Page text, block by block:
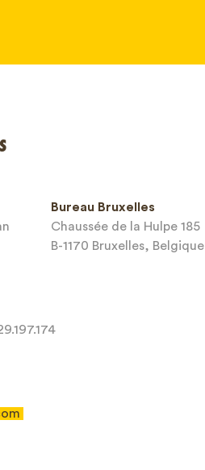
Bureau Bruxelles
Chaussée de la Hulpe 185
B-1170 Bruxelles, Belgique